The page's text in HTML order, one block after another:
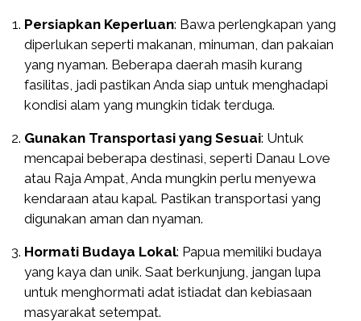
Persiapkan Keperluan: Bawa perlengkapan yang
diperlukan seperti makanan, minuman, dan pakaian
yang nyaman. Beberapa daerah masih kurang
fasilitas, jadi pastikan Anda siap untuk menghadapi
kondisi alam yang mungkin tidak terduga.
Gunakan Transportasi yang Sesuai: Untuk
mencapai beberapa destinasi, seperti Danau Love
atau Raja Ampat, Anda mungkin perlu menyewa
kendaraan atau kapal. Pastikan transportasi yang
digunakan aman dan nyaman.
Hormati Budaya Lokal: Papua memiliki budaya
yang kaya dan unik. Saat berkunjung, jangan lupa
untuk menghormati adat istiadat dan kebiasaan
masyarakat setempat.